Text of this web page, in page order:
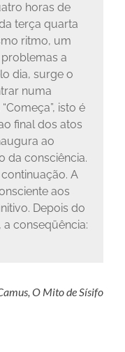
horas de
terça quarta
ritmo, um
a
dia, surge o
numa
isto é
final dos atos
ao
da consciência.
A
aos
Depois do
conseqüência:
O Mito de Sísifo